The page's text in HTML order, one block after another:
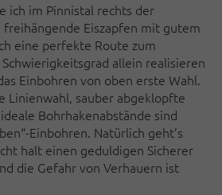
ich im Pinnistal rechts der
Eiszapfen mit gutem
eine perfekte Route zum
allein realisieren
Einbohren von oben erste Wahl.
Linienwahl, sauber abgeklopfte
Bohrhakenabstände sind
Einbohren. Natürlich geht’s
halt einen geduldigen Sicherer
die Gefahr von Verhauern ist